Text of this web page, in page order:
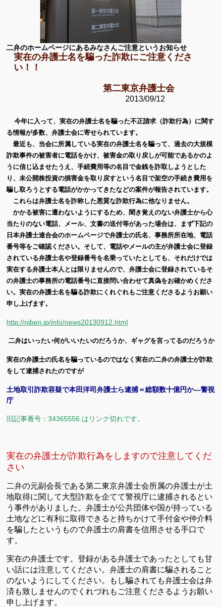
二弁のホームページにあるみなさんご注意というお知らせ
実在の弁護士名を騙った詐欺にご注意くださ
い！！
第二東京弁護士会
2013/09/12
今年に入って、実在の弁護士名を騙った不正請求（詐欺行為）に関す
る情報が多数、弁護士会に寄せられています。
最近も、当会に所属している実在の弁護士名を騙って、過去の大規模
詐欺事件の被害者に電話をかけ、被害金の取り戻しが可能であるかのよ
うに信じ込ませたうえ、手続費用等の名目で金銭を詐取しようとした
り、未公開株投資の損害金を取り戻すという名目で架空の手続き費用を
騙し取ろうとする電話がかかってきたなどの案件が報告されています。
これらは弁護士名を詐称した悪質な詐欺行為に他なりません。
かかる被害に遭わないようにするため、聞き覚えのない弁護士から心
当たりのない電話、メール、文書の送付等があった場合は、まず下記の
日本弁護士連合会のホームページで弁護士の氏名、事務所所在地、電話
番号等をご確認ください。そして、電話やメールの主が弁護士会に登録
されている弁護士名や登録番号を名乗っていたとしても、それだけでは
実在する弁護士本人とは限りませんので、弁護士会に登録されているそ
の弁護士の事務所の電話番号に直接問い合わせて真偽をお確かめくださ
い。実在の弁護士名を騙る詐欺にくれぐれもご注意くださるようお願い
申し上げます。
http://niben.jp/info/news20130912.html
二弁はいったい何がいいたいのだろうか、ギャグを言ってるのだろうか
実在の弁護士の氏名を騙っているのではなく実在の二弁の弁護士が詐欺
をして逮捕されたのですが
土地取引詐欺容疑で本田洋司弁護士ら逮捕＝総額数十億円か—警視
庁
旧記事番号：34365556.はリンク切れです。
実在の弁護士が詐欺行為をしますので注意してくだ
さい
二弁の元副会長である第二東京弁護士会所属の弁護士が土
地取得に関して大型詐欺を企てて警視庁に逮捕されるとい
う事件がありました。弁護士が公共団体や国が持っている
土地などに有利に取得できると持ちかけて手付金や仲介料
を騙したというもので弁護士の肩書を信用させる手口で
す。
実在の弁護士です。登録がある弁護士であったとしても甘
い話には注意してください。弁護士の肩書に騙されること
のないようにしてください。もし騙されても弁護士会は弁
済も致しませんのでくれづれもご注意くださるようお願い
申し上げます。